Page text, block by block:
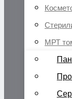
МРТ